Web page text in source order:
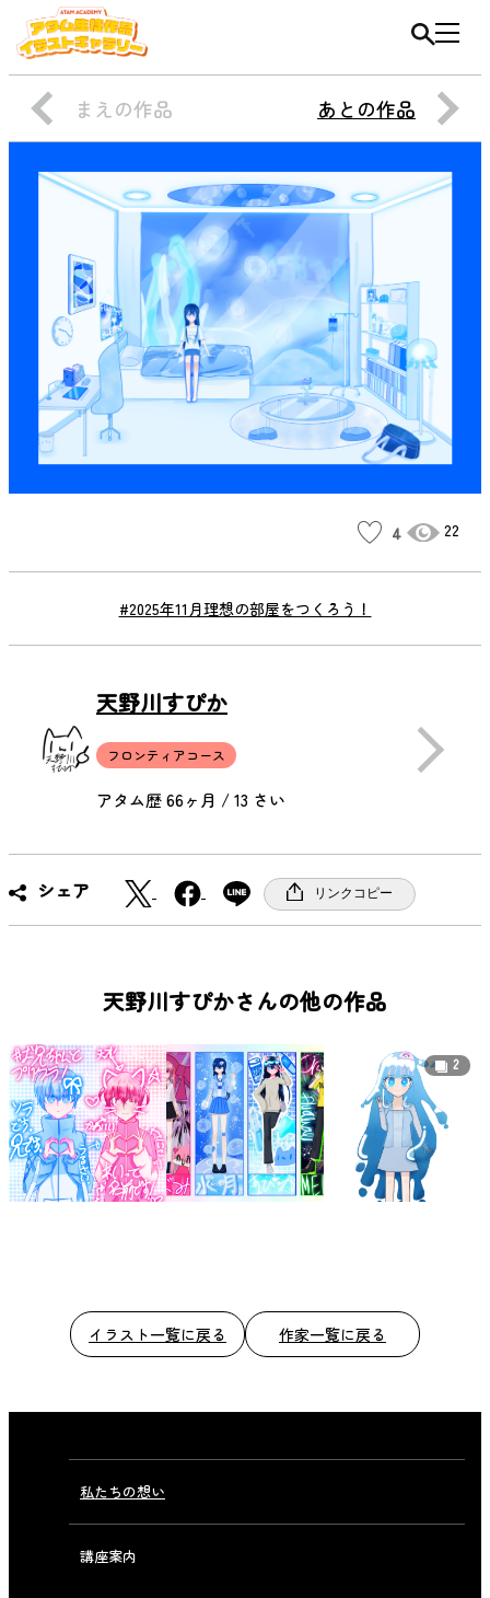
まえの作品 あとの作品
#2025年11月理想の部屋をつくろう！
4 22
天野川すぴか
フロンティアコース
アタム歴 66ヶ月 / 13 さい
シェア
a
c
o
o
k
リンクコピー
天野川すぴかさんの他の作品
2
イラスト一覧に戻る 作家一覧に戻る
私たちの想い
講座案内